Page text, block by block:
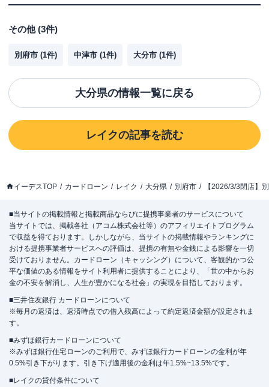
その他(3件)
別府市 (1件) 中津市 (1件) 大分市 (1件)
大分県の情報一覧に戻る
レイクの記事を読む
イーデスTOP カードローン レイク 大分県 別府市 【2026/3/3閉店】
■当サイトの掲載情報と掲載商品ならびに提携事業者のサービスについて
当サイトでは、掲載各社（アコム株式会社等）のアフィリエイトプログラム
で収益を得ております。しかしながら、当サイトの掲載情報やランキングに
おける提携事業者サービスへの評価は、提携の有無や金銭による影響を一切
受けておりません。カードローン（キャッシング）について、客観的かつ公
平な価値のある情報をサイト利用者に提供することにより、「世の中からお
金の不安を解消し、人生が豊かになる社会」の実現を目指しております。
■三井住友銀行 カードローンについて
※毎月の返済は、返済時点での借入残高によって約定返済金額が設定されま
す。
■みずほ銀行カードローンについて
※みずほ銀行住宅ローンのご利用で、みずほ銀行カードローンの金利が年
0.5%引き下がります。引き下げ適用後の金利は年1.5%~13.5%です。
■レイクの貸付条件について